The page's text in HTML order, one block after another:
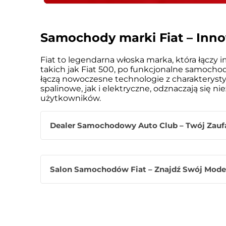
Samochody marki Fiat –
Fiat to legendarna włoska marka, która
takich jak Fiat 500, po funkcjonalne
łączą nowoczesne technologie z
spalinowe, jak i elektryczne, odznaczają się
użytkowników.
Dealer Samochodowy Auto Club – Twój
sprawia, że każda wizyta w naszym salonie
Dzięki elastycznym możliwościom
Salon Samochodów Fiat – Znajdź Swój
możliwości. Tutaj możesz na własne oczy
rozwiązaniami, które sprawiają, że